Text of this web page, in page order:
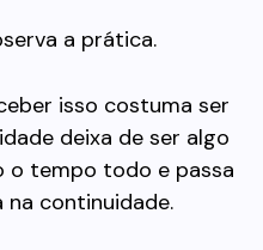
a prática.
isso costuma ser
deixa de ser algo
o tempo todo e passa
na continuidade.